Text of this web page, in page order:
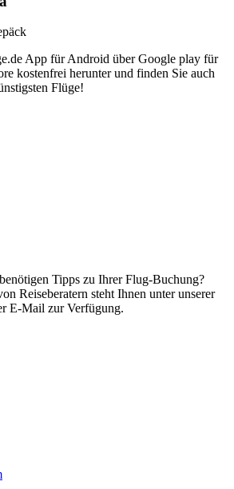
App für Android über Google play für
kostenfrei herunter und finden Sie auch
Flüge!
Tipps zu Ihrer Flug-Buchung?
Reiseberatern steht Ihnen unter unserer
E-Mail zur Verfügung.